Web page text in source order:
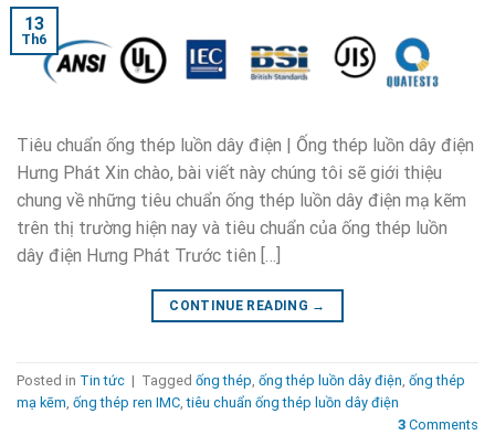
13
Th6
Tiêu chuẩn ống thép luồn dây điện | Ống thép luồn dây điện
Hưng Phát Xin chào, bài viết này chúng tôi sẽ giới thiệu
chung về những tiêu chuẩn ống thép luồn dây điện mạ kẽm
trên thị trường hiện nay và tiêu chuẩn của ống thép luồn
dây điện Hưng Phát Trước tiên […]
CONTINUE READING →
Posted in Tin tức | Tagged ống thép, ống thép luồn dây điện, ống thép
mạ kẽm, ống thép ren IMC,tiêu chuẩn ống thép luồn dây điện
3 Comments